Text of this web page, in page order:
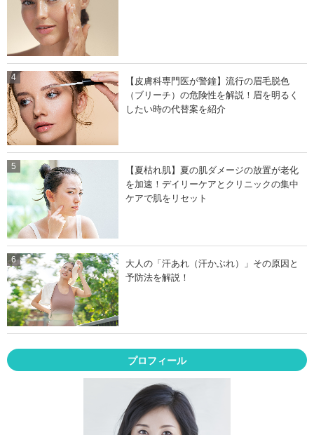
【皮膚科専門医が警鐘】流行の眉毛脱色
（ブリーチ）の危険性を解説！眉を明るく
したい時の代替案を紹介
【夏枯れ肌】夏の肌ダメージの放置が老化
を加速！デイリーケアとクリニックの集中
ケアで肌をリセット
大人の「汗あれ（汗かぶれ）」その原因と
予防法を解説！
プロフィール